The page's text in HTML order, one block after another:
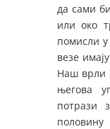
да сами
или око
помисли
везе
Наш врли
његова
потрази